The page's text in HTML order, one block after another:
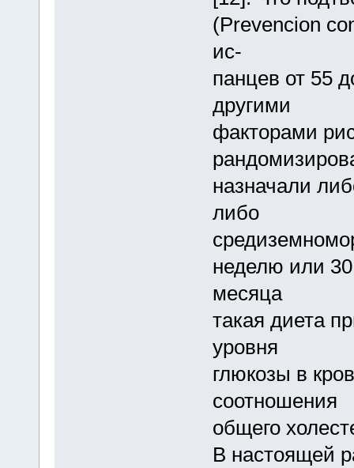
(Prevencion
ис-
панцев от 55
другими
факторами
назначали
либо
неделю или 30
месяца
такая диета
уровня
глюкозы в
соотношения
общего
В настоящей